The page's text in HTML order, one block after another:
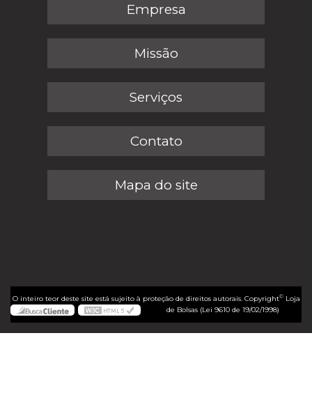
Empresa
Missão
Serviços
Contato
Mapa do site
O inteiro teor deste site está sujeito à proteção de direitos autorais. Copyright©Loja
de Bolsas (Lei 9610 de 19/02/1998)